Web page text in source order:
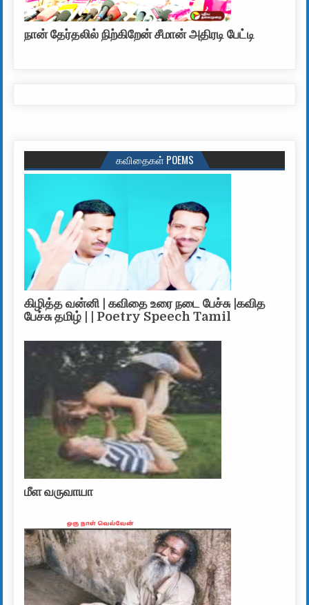
நான் தேர்தலில் நிற்கிறேன் சீமான் அதிரடி பேட்டி
கவிதைகள் POEMS
கிழித்த வன்னி | கவிதை உரை நடை பேச்சு |கவித
பேச்சு தமிழ் | | Poetry Speech Tamil
மீள வருவாயா